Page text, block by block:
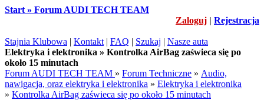
Start » Forum AUDI TECH TEAM
Zaloguj | Rejestracja
Stajnia Klubowa | Kontakt | FAQ | Szukaj | Nasze auta
Elektryka i elektronika » Kontrolka AirBag zaświeca się po
około 15 minutach
Forum AUDI TECH TEAM » Forum Techniczne » Audio,
nawigacja, oraz elektryka i elektronika » Elektryka i elektronika
» Kontrolka AirBag zaświeca się po około 15 minutach